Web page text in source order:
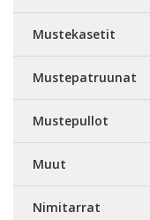
Mustekasetit
Mustepatruunat
Mustepullot
Muut
Nimitarrat